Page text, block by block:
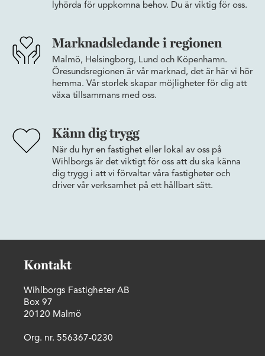
lyhörda för uppkomna behov. Du är viktig för oss.
Marknadsledande i regionen
Malmö, Helsingborg, Lund och Köpenhamn.
Öresundsregionen är vår marknad, det är här vi hör
hemma. Vår storlek skapar möjligheter för dig att
växa tillsammans med oss.
Känn dig trygg
När du hyr en fastighet eller lokal av oss på
Wihlborgs är det viktigt för oss att du ska känna
dig trygg i att vi förvaltar våra fastigheter och
driver vår verksamhet på ett hållbart sätt.
Kontakt
Wihlborgs Fastigheter AB
Box 97
20120 Malmö
Org. nr. 556367-0230